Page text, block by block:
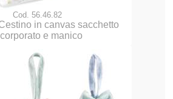
Cod. 56.46.82
in canvas sacchetto
e manico